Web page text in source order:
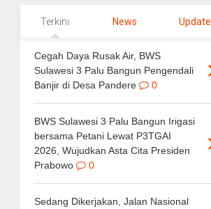
Terkini News Update
Cegah Daya Rusak Air, BWS
Sulawesi 3 Palu Bangun Pengendali
Banjir di Desa Pandere
0
BWS Sulawesi 3 Palu Bangun Irigasi
bersama Petani Lewat P3TGAI
2026, Wujudkan Asta Cita Presiden
Prabowo
0
Sedang Dikerjakan, Jalan Nasional